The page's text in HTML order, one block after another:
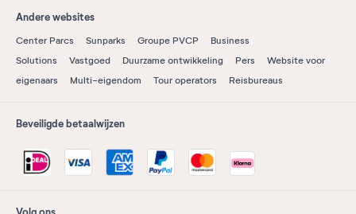
Andere websites
Center Parcs Sunparks Groupe PVCP
Business
Solutions
Vastgoed Duurzame ontwikkeling Pers
Website voor
eigenaars
Multi-eigendom Tour operators Reisbureaus
Beveiligde betaalwijzen